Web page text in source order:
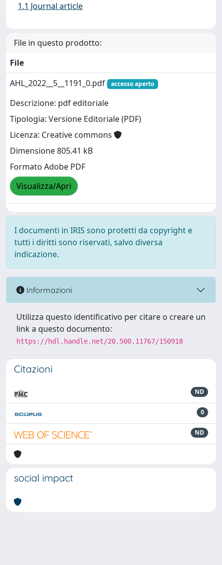
1.1 Journal article
File in questo prodotto:
File
AHL_2022__5__1191_0.pdf
accesso aperto
Descrizione: pdf editoriale
Tipologia: Versione Editoriale (PDF)
Licenza: Creative commons
Dimensione 805.41 kB
Formato Adobe PDF
Visualizza/Apri
I documenti in IRIS sono protetti da copyright e
tutti i diritti sono riservati, salvo diversa
indicazione.
Informazioni
Utilizza questo identificativo per citare o creare un
link a questo documento:
https://hdl.handle.net/20.500.11767/150918
Citazioni
ND
0
ND
social impact